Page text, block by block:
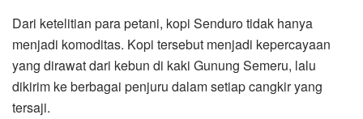
Dari ketelitian para petani, kopi Senduro tidak hanya
menjadi komoditas. Kopi tersebut menjadi kepercayaan
yang dirawat dari kebun di kaki Gunung Semeru, lalu
dikirim ke berbagai penjuru dalam setiap cangkir yang
tersaji.